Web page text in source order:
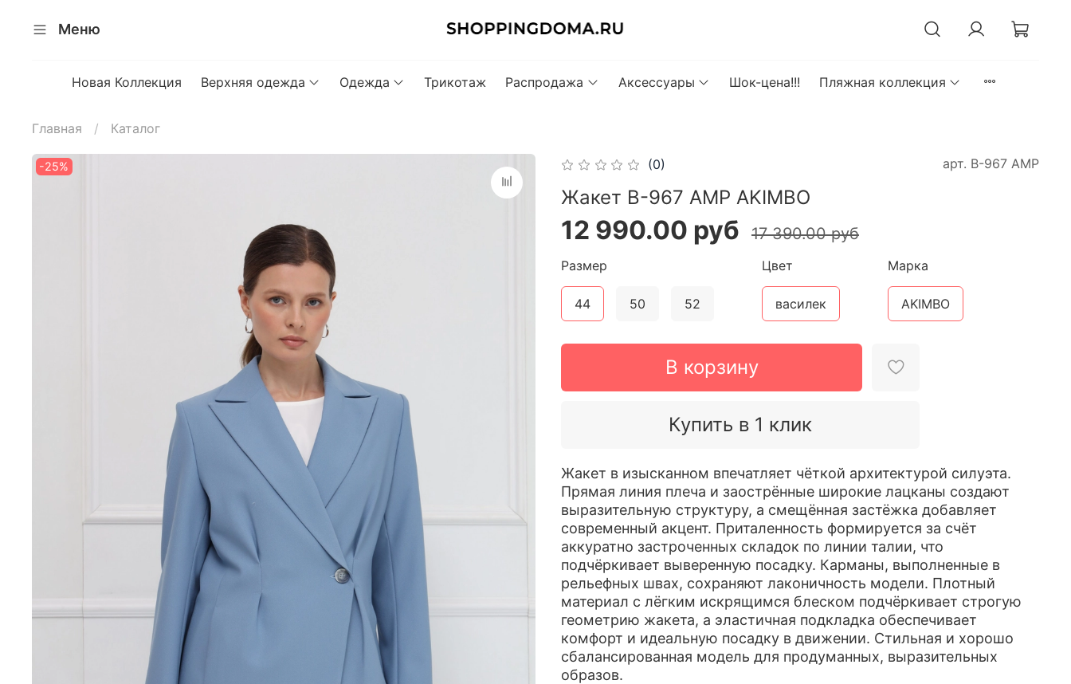
Меню
Новая Коллекция Верхняя одежда Одежда Трикотаж Распродажа Аксессуары Шок-цена!!! Пляжная коллекция
Главная Каталог
-25% (0) арт. В-967 АМР
Жакет В-967 АМР AKIMBO
12 990.00 руб 17 390.00 руб
В корзину
Купить в 1 клик
Размер
44 50 52
Цвет
василек
Марка
AKIMBO
Жакет в изысканном впечатляет чёткой архитектурой силуэта.
Прямая линия плеча и заострённые широкие лацканы создают
выразительную структуру, а смещённая застёжка добавляет
современный акцент. Приталенность формируется за счёт
аккуратно застроченных складок по линии талии, что
подчёркивает выверенную посадку. Карманы, выполненные в
рельефных швах, сохраняют лаконичность модели. Плотный
материал с лёгким искрящимся блеском подчёркивает строгую
геометрию жакета, а эластичная подкладка обеспечивает
комфорт и идеальную посадку в движении. Стильная и хорошо
сбалансированная модель для продуманных, выразительных
образов.